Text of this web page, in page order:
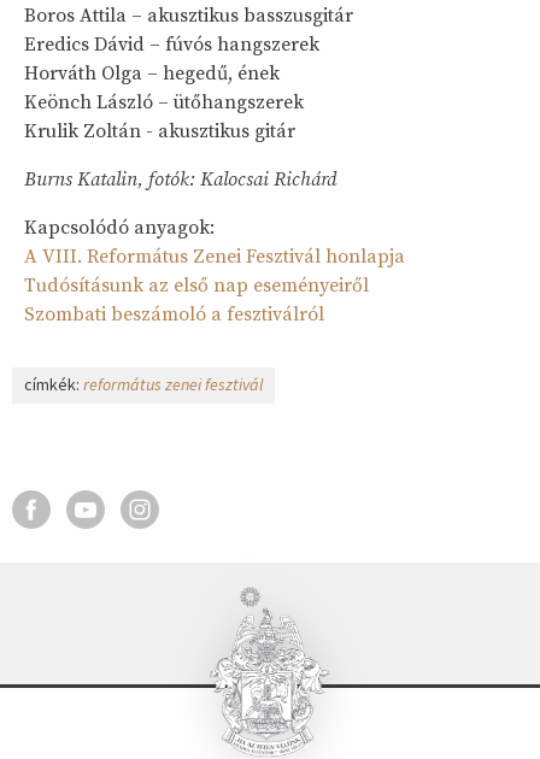
Boros Attila – akusztikus basszusgitár
Eredics Dávid – fúvós hangszerek
Horváth Olga – hegedű, ének
Keönch László – ütőhangszerek
Krulik Zoltán - akusztikus gitár
Burns Katalin, fotók: Kalocsai Richárd
Kapcsolódó anyagok:
A VIII. Református Zenei Fesztivál honlapja
Tudósításunk az első nap eseményeiről
Szombati beszámoló a fesztiválról
címkék: református zenei fesztivál